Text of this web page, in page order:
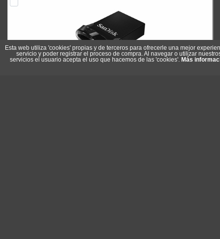
Esta web utiliza 'cookies' propias y de terceros para ofrecerle una mejor
servicio y poder registrar el proceso de compra. Al navegar o utilizar
servicios el usuario acepta el uso que hacemos de las 'cookies'. Más